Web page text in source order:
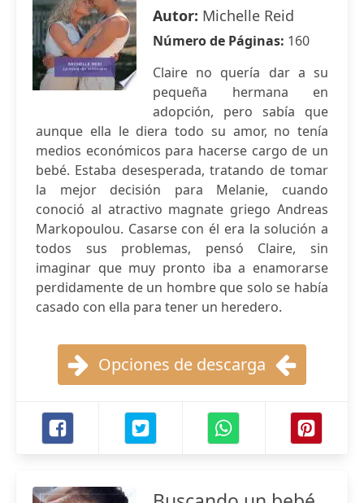
Autor: Michelle Reid
Número de Páginas: 160
Claire no quería dar a su
pequeña hermana en
adopción, pero sabía que
aunque ella le diera todo su amor, no tenía
medios económicos para hacerse cargo de un
bebé. Estaba desesperada, tratando de tomar
la mejor decisión para Melanie, cuando
conoció al atractivo magnate griego Andreas
Markopoulou. Casarse con él era la solución a
todos sus problemas, pensó Claire, sin
imaginar que muy pronto iba a enamorarse
perdidamente de un hombre que solo se había
casado con ella para tener un heredero.
Opciones de descarga